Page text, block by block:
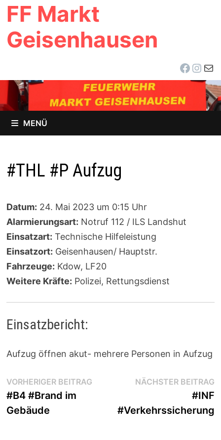
Zum
Inhalt
springen
FF Markt
Geisenhausen
E-
MENÜ
#THL #P Aufzug
Datum: 24. Mai 2023 um 0:15 Uhr
Alarmierungsart: Notruf 112 / ILS Landshut
Einsatzart: Technische Hilfeleistung
Einsatzort: Geisenhausen/ Hauptstr.
Fahrzeuge: Kdow, LF20
Weitere Kräfte: Polizei, Rettungsdienst
Einsatzbericht:
Aufzug öffnen akut- mehrere Personen in Aufzug
Beitragsnavigation
VORHERIGER BEITRAGVorheriger
#B4 #Brand im
Gebäude
NÄCHSTER BEITRAG
#INF
#Verkehrssicherung